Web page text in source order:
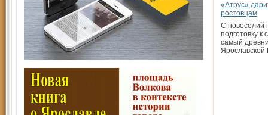
«Атрус»
ростовцам
С новоселий
подготовку к
самый
Ярославской